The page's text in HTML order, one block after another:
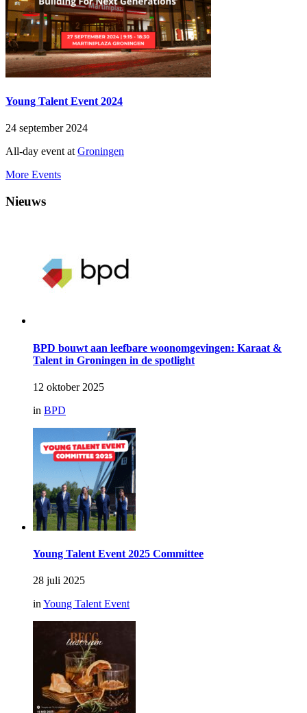
Young Talent Event 2024
24 september 2024
All-day event at Groningen
More Events
Nieuws
BPD bouwt aan leefbare woonomgevingen: Karaat &
Talent in Groningen in de spotlight
12 oktober 2025
in BPD
Young Talent Event 2025 Committee
28 juli 2025
in Young Talent Event